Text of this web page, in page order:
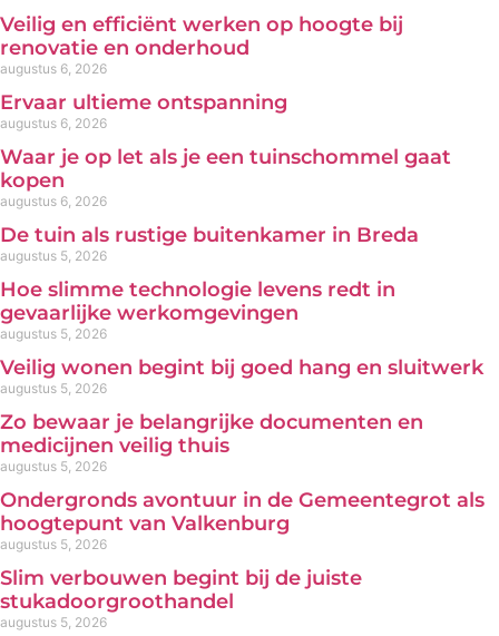
Veilig en efficiënt werken op hoogte bij
renovatie en onderhoud
augustus 6, 2026
Ervaar ultieme ontspanning
augustus 6, 2026
Waar je op let als je een tuinschommel gaat
kopen
augustus 6, 2026
De tuin als rustige buitenkamer in Breda
augustus 5, 2026
Hoe slimme technologie levens redt in
gevaarlijke werkomgevingen
augustus 5, 2026
Veilig wonen begint bij goed hang en sluitwerk
augustus 5, 2026
Zo bewaar je belangrijke documenten en
medicijnen veilig thuis
augustus 5, 2026
Ondergronds avontuur in de Gemeentegrot als
hoogtepunt van Valkenburg
augustus 5, 2026
Slim verbouwen begint bij de juiste
stukadoorgroothandel
augustus 5, 2026